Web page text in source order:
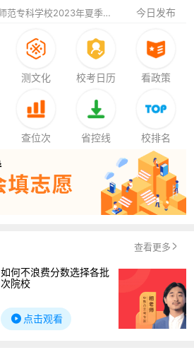
湛江幼儿师范专科学校2023年夏季高考招生简章
香港中文大学（深圳）2023年夏季高考招生简章
今日发布
测文化 校考日历 看政策
查位次 省控线 校排名
查看更多
如何不浪费分数选择各批
次院校
点击观看